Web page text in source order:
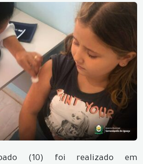
(10) foi realizado em